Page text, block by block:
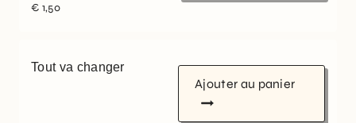
€ 1,50
Tout va changer
Ajouter au panier